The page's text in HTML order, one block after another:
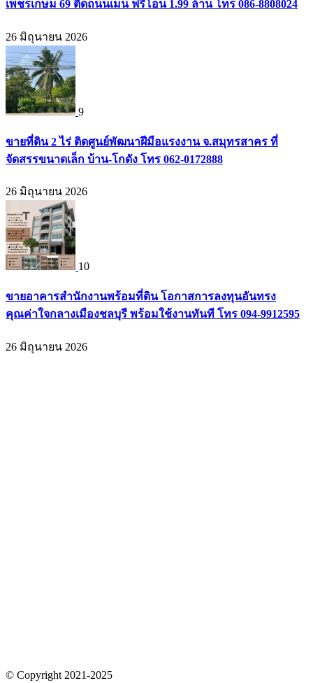
เพชรเกษม 69 ติดถนนเมน ฟรีโอน 1.99 ล้าน โทร 086-8808024
26 มิถุนายน 2026
9
ขายที่ดิน 2 ไร่ ติดศูนย์พัฒนาฝีมือแรงงาน จ.สมุทรสาคร ที่
จัดสรรขนาดเล็ก บ้าน-โกดัง โทร 062-0172888
26 มิถุนายน 2026
10
ขายอาคารสำนักงานพร้อมที่ดิน โอกาสการลงทุนอันทรง
คุณค่าใจกลางเมืองชลบุรี พร้อมใช้งานทันที โทร 094-9912595
26 มิถุนายน 2026
© Copyright 2021-2025